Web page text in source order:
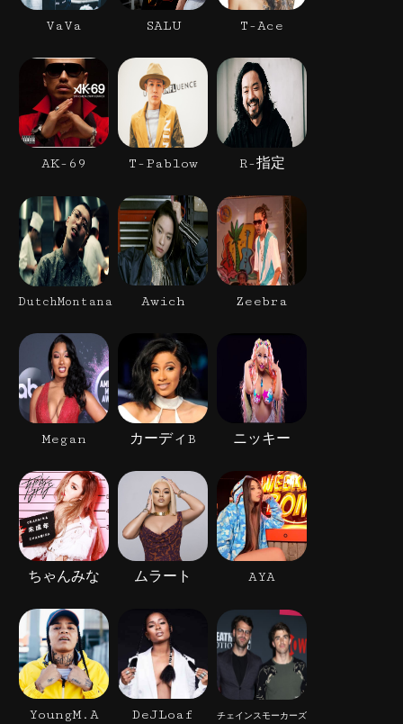
VaVa SALU T-Ace
AK-69 T-Pablow R-指定
DutchMontana Awich Zeebra
Megan カーディB ニッキー
ちゃんみな ムラート AYA
YoungM.A DeJLoaf チェインスモーカーズ